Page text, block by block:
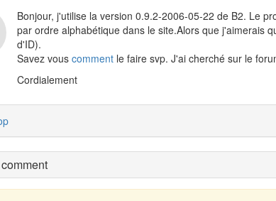
Bonjour, j'utilise la version 0.9.2-2006-05-22 de B2. Le
par ordre alphabétique dans le site.Alors que j'aimerais
d'ID).
Savez vous commentle faire svp. J'ai cherché sur le
Cordialement